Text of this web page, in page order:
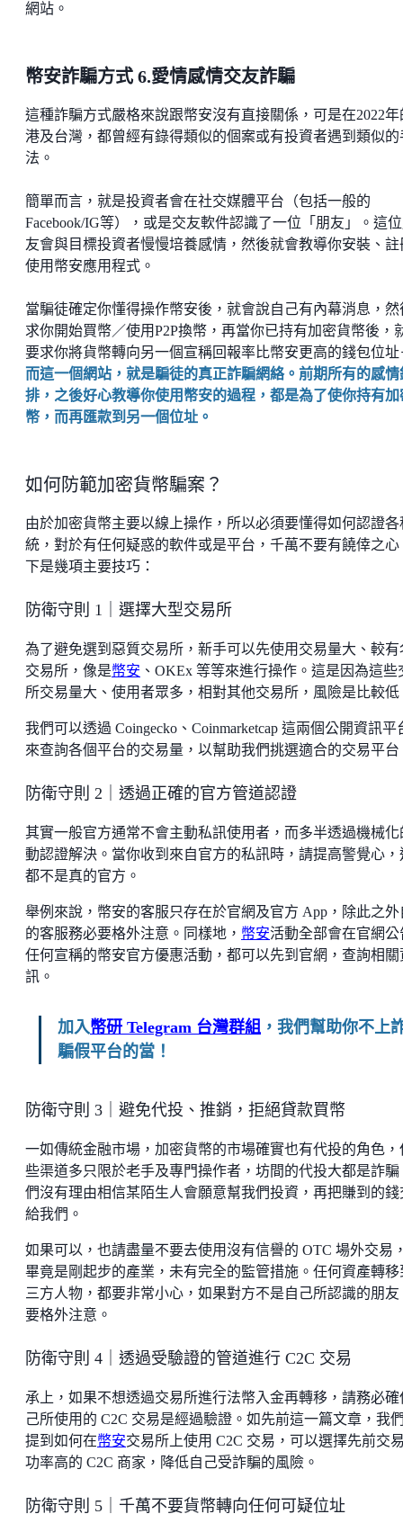
網站。
幣安詐騙方式 6.愛情感情交友詐騙
這種詐騙方式嚴格來說跟幣安沒有直接關係，可是在2022年
港及台灣，都曾經有錄得類似的個案或有投資者遇到類似的
法。
簡單而言，就是投資者會在社交媒體平台（包括一般的
Facebook/IG等），或是交友軟件認識了一位「朋友」。這
友會與目標投資者慢慢培養感情，然後就會教導你安裝、註
使用幣安應用程式。
當騙徒確定你懂得操作幣安後，就會說自己有內幕消息，然
求你開始買幣／使用P2P換幣，再當你已持有加密貨幣後，
要求你將貨幣轉向另一個宣稱回報率比幣安更高的錢包位址
而這一個網站，就是騙徒的真正詐騙網絡。前期所有的感情
排，之後好心教導你使用幣安的過程，都是為了使你持有加
幣，而再匯款到另一個位址。
如何防範加密貨幣騙案？
由於加密貨幣主要以線上操作，所以必須要懂得如何認證各
統，對於有任何疑惑的軟件或是平台，千萬不要有饒倖之心
下是幾項主要技巧：
防衛守則 1｜選擇大型交易所
為了避免選到惡質交易所，新手可以先使用交易量大、較有
交易所，像是幣安 、OKEx 等等來進行操作。這是因為這些
所交易量大、使用者眾多，相對其他交易所，風險是比較低
我們可以透過 Coingecko、Coinmarketcap 這兩個公開資訊平
來查詢各個平台的交易量，以幫助我們挑選適合的交易平台
防衛守則 2｜透過正確的官方管道認證
其實一般官方通常不會主動私訊使用者，而多半透過機械化
動認證解決。當你收到來自官方的私訊時，請提高警覺心，
都不是真的官方。
舉例來說，幣安的客服只存在於官網及官方 App，除此之外
的客服務必要格外注意。同樣地， 幣安活動全部會在官網公
任何宣稱的幣安官方優惠活動，都可以先到官網，查詢相關
訊。
加入幣研 Telegram 台灣群組 ，我們幫助你不上
騙假平台的當！
防衛守則 3｜避免代投、推銷，拒絕貸款買幣
一如傳統金融市場，加密貨幣的市場確實也有代投的角色，
些渠道多只限於老手及專門操作者，坊間的代投大都是詐騙
們沒有理由相信某陌生人會願意幫我們投資，再把賺到的錢
給我們。
如果可以，也請盡量不要去使用沒有信譽的 OTC 場外交易
畢竟是剛起步的產業，未有完全的監管措施。任何資產轉移
三方人物，都要非常小心，如果對方不是自己所認識的朋友
要格外注意。
防衛守則 4｜透過受驗證的管道進行 C2C 交易
承上，如果不想透過交易所進行法幣入金再轉移，請務必確
己所使用的 C2C 交易是經過驗證。如先前這一篇文章，我
提到如何在幣安交易所上使用 C2C 交易，可以選擇先前交
功率高的 C2C 商家，降低自己受詐騙的風險。
防衛守則 5｜千萬不要貨幣轉向任何可疑位址